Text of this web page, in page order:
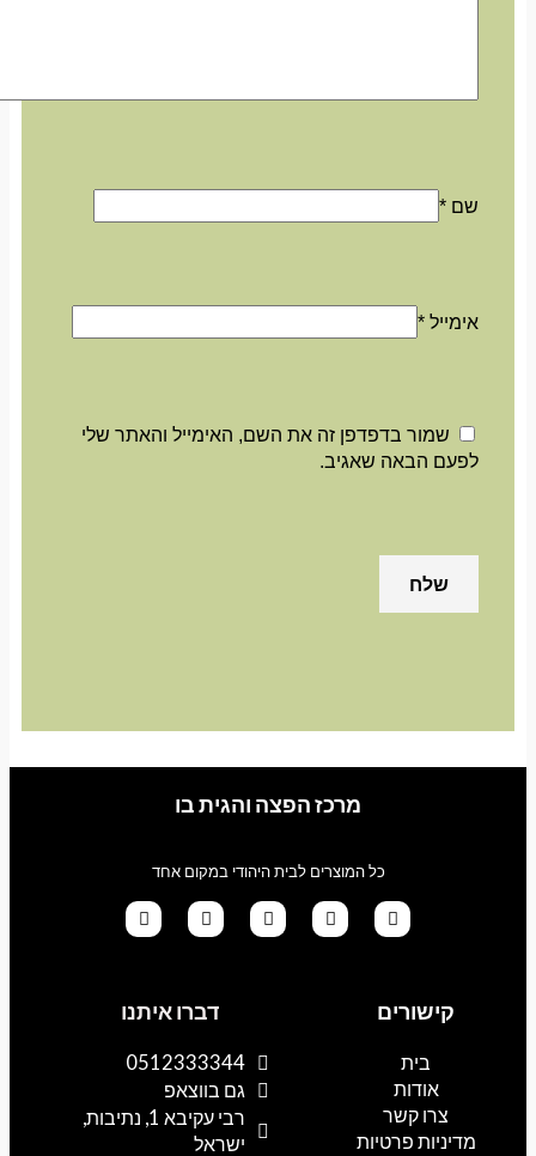
שם*
אימייל*
שמור בדפדפן זה את השם, האימייל והאתר שלי
לפעם הבאה שאגיב.
מרכז הפצה והגית בו
כל המוצרים לבית היהודי במקום אחד
a
s
a
p
p
o
k
o
l
e
קישורים
בית
אודות
צרו קשר
מדיניות פרטיות
דברו איתנו
0512333344
גם בווצאפ
רבי עקיבא 1, נתיבות,
ישראל